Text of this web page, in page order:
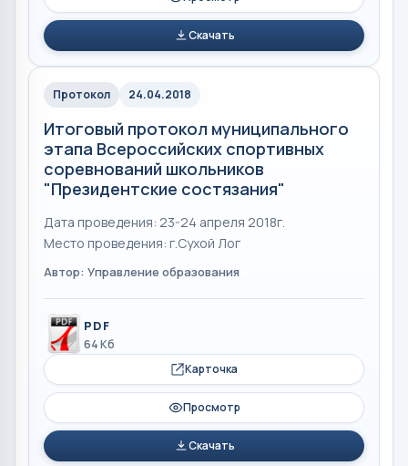
Скачать
Протокол 24.04.2018
Итоговый протокол муниципального
этапа Всероссийских спортивных
соревнований школьников
"Президентские состязания"
Дата проведения: 23-24 апреля 2018г.
Место проведения: г.Сухой Лог
Автор: Управление образования
PDF
64 Кб
Карточка
Просмотр
Скачать